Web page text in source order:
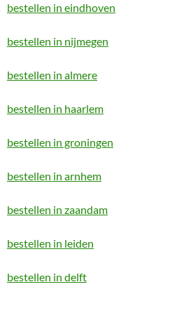
bestellen in eindhoven
bestellen in nijmegen
bestellen in almere
bestellen in haarlem
bestellen in groningen
bestellen in arnhem
bestellen in zaandam
bestellen in leiden
bestellen in delft